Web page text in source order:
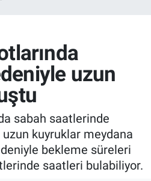
uzun
sabah saatlerinde
kuyruklar meydana
bekleme süreleri
saatleri bulabiliyor.